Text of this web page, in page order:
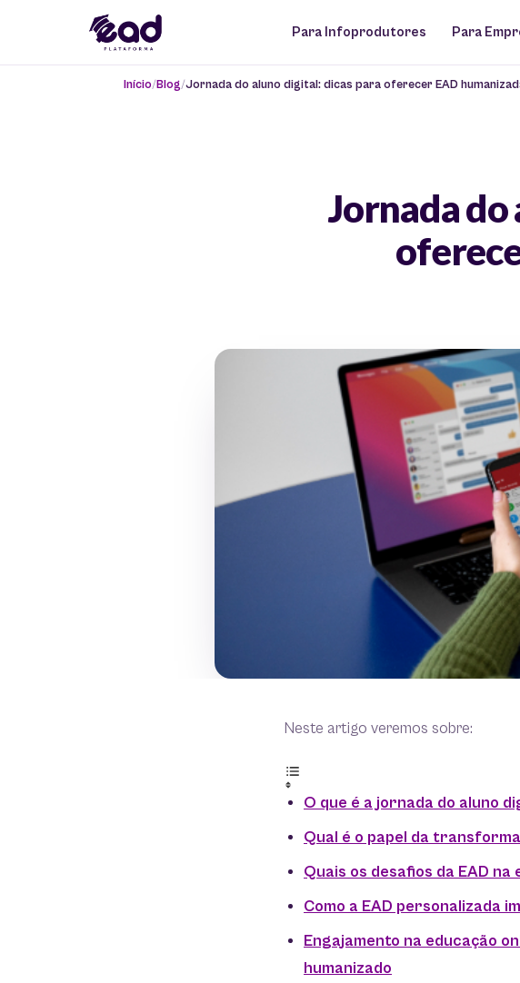
Para Infoprodutores Para
Início Blog Jornada do aluno digital: dicas para oferecer EAD
Jornada do
Neste artigo veremos sobre:
O que é a jornada do aluno
Qual é o papel da
Quais os desafios da EAD na
Como a EAD personalizada
Engajamento na educação
humanizado